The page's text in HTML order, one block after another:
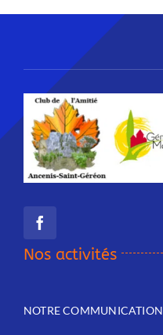
Nos activités
NOTRE COMMUNICATION